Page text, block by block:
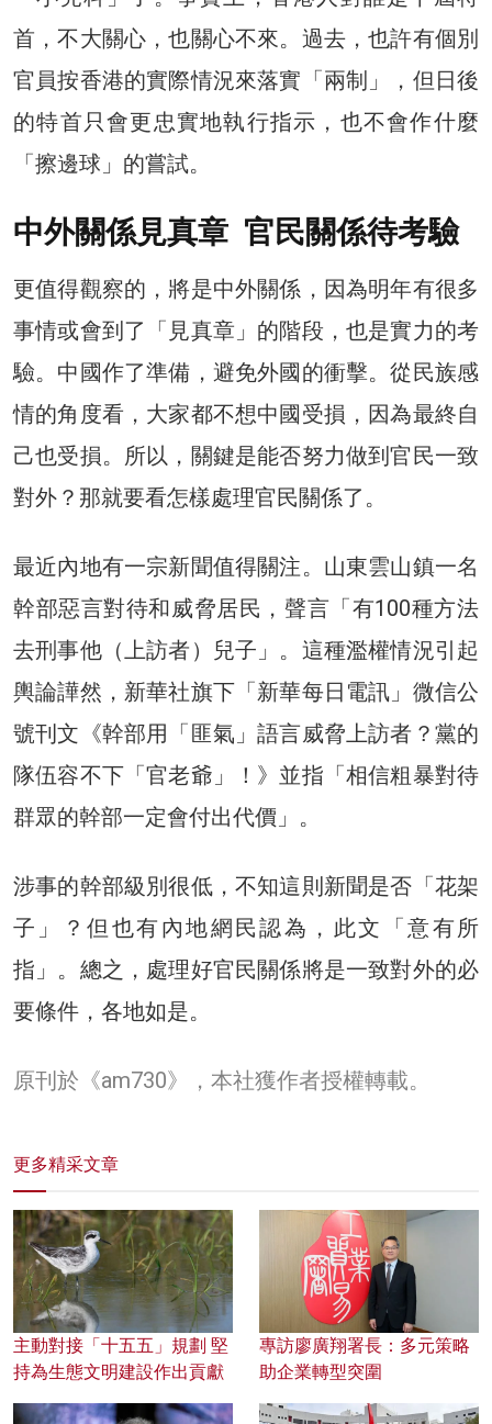
首，不大關心，也關心不來。過去，也許有個別
官員按香港的實際情況來落實「兩制」，但日後
的特首只會更忠實地執行指示，也不會作什麼
「擦邊球」的嘗試。
中外關係見真章 官民關係待考驗
更值得觀察的，將是中外關係，因為明年有很多
事情或會到了「見真章」的階段，也是實力的考
驗。中國作了準備，避免外國的衝擊。從民族感
情的角度看，大家都不想中國受損，因為最終自
己也受損。所以，關鍵是能否努力做到官民一致
對外？那就要看怎樣處理官民關係了。
最近內地有一宗新聞值得關注。山東雲山鎮一名
幹部惡言對待和威脅居民，聲言「有100種方法
去刑事他（上訪者）兒子」。這種濫權情況引起
輿論譁然，新華社旗下「新華每日電訊」微信公
號刊文《幹部用「匪氣」語言威脅上訪者？黨的
隊伍容不下「官老爺」！》並指「相信粗暴對待
群眾的幹部一定會付出代價」。
涉事的幹部級別很低，不知這則新聞是否「花架
子」？但也有內地網民認為，此文「意有所
指」。總之，處理好官民關係將是一致對外的必
要條件，各地如是。
原刊於《am730》，本社獲作者授權轉載。
更多精采文章
主動對接「十五五」規劃 堅
持為生態文明建設作出貢獻
專訪廖廣翔署長：多元策略
助企業轉型突圍